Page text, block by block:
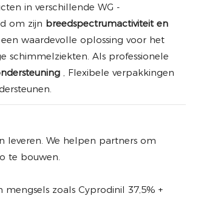
in verschillende WG -
om zijn breedspectrumactiviteit en
waardevolle oplossing voor het
schimmelziekten. Als professionele
, Flexibele verpakkingen
leveren. We helpen partners om
te bouwen.
mengsels zoals Cyprodinil 37,5% +